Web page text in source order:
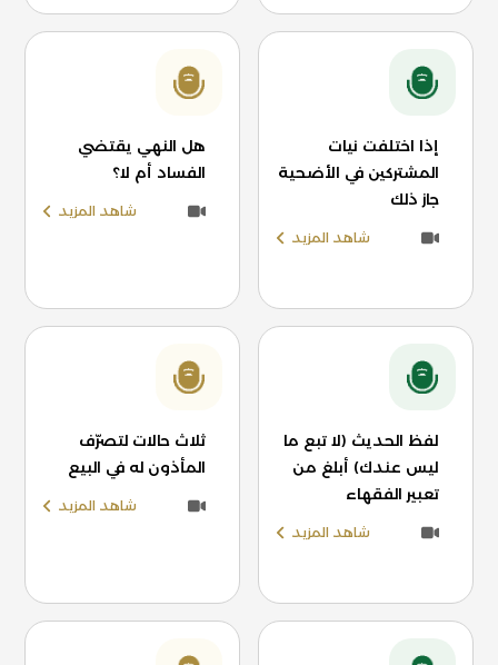
إذا اختلفت نيات
المشتركين في الأضحية
جاز ذلك
شاهد المزيد
هل النهي يقتضي
الفساد أم لا؟
شاهد المزيد
لفظ الحديث (لا تبع ما
ليس عندك) أبلغ من
تعبير الفقهاء
شاهد المزيد
ثلاث حالات لتصرّف
المأذون له في البيع
شاهد المزيد